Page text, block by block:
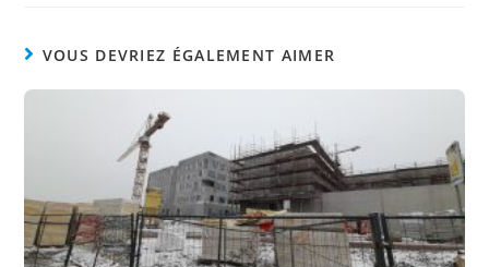
VOUS DEVRIEZ ÉGALEMENT AIMER